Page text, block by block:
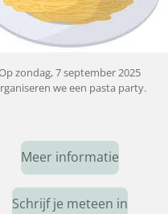
zondag, 7 september 2025
we een pasta party.
Meer informatie
Schrijf je meteen in